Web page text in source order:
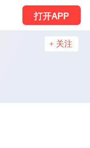
打开APP
+ 关注